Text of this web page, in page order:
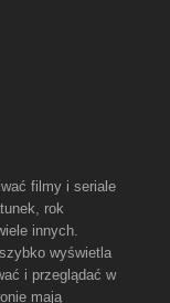
filmy i seriale
rok
innych.
wyświetla
i przeglądać w
mają